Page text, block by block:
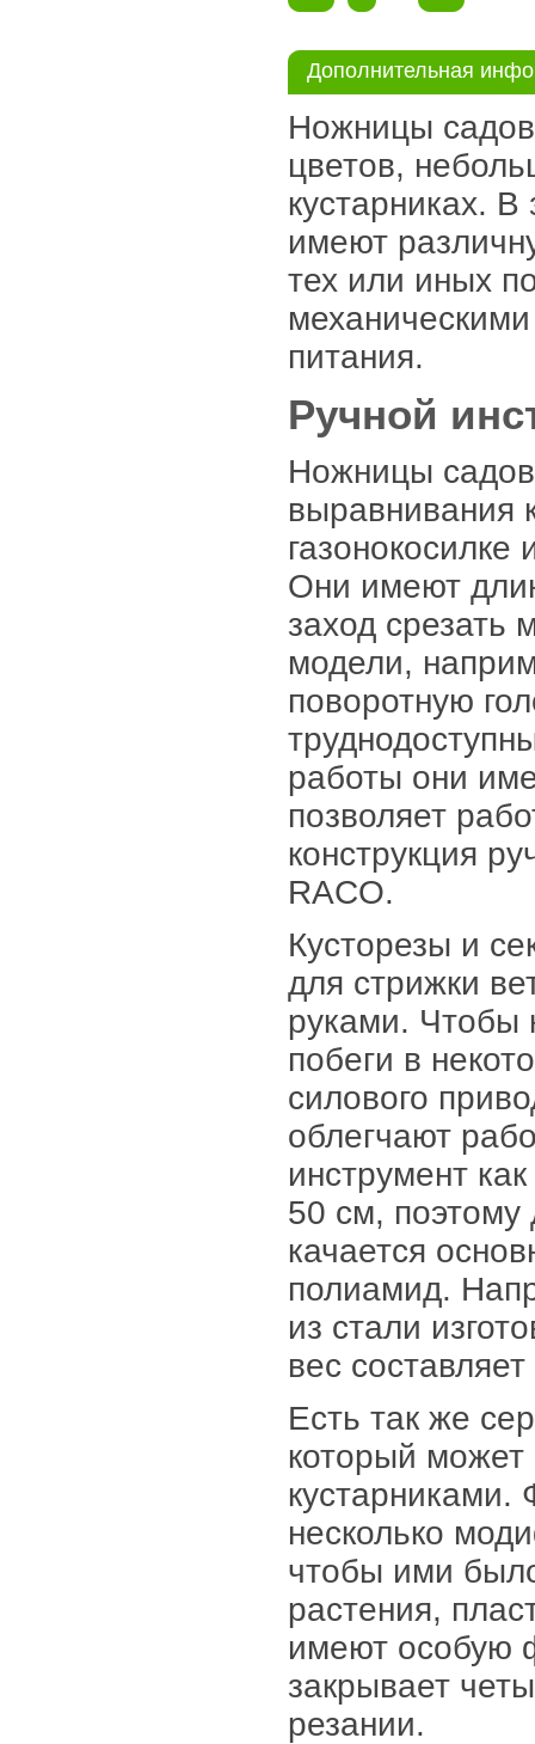
Дополнительная
Ножницы
цветов,
кустарниках. В
имеют
тех или иных
питания.
Ручной
Ножницы
выравнивания
Они имеют
заход
модели,
поворотную
работы они
позволяет
конструкция
RACO.
Кусторезы и
для стрижки
руками. Чтобы
побеги в
силового
облегчают
инструмент
50 см, поэтому
качается
полиамид.
из стали
вес
Есть так же
который может
кустарниками.
несколько
чтобы ими
растения,
имеют особую
закрывает
резании.